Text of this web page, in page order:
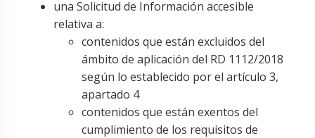
una Solicitud de Información accesible
relativa a:
contenidos que están excluidos del
ámbito de aplicación del RD 1112/2018
según lo establecido por el artículo 3,
apartado 4
contenidos que están exentos del
cumplimiento de los requisitos de